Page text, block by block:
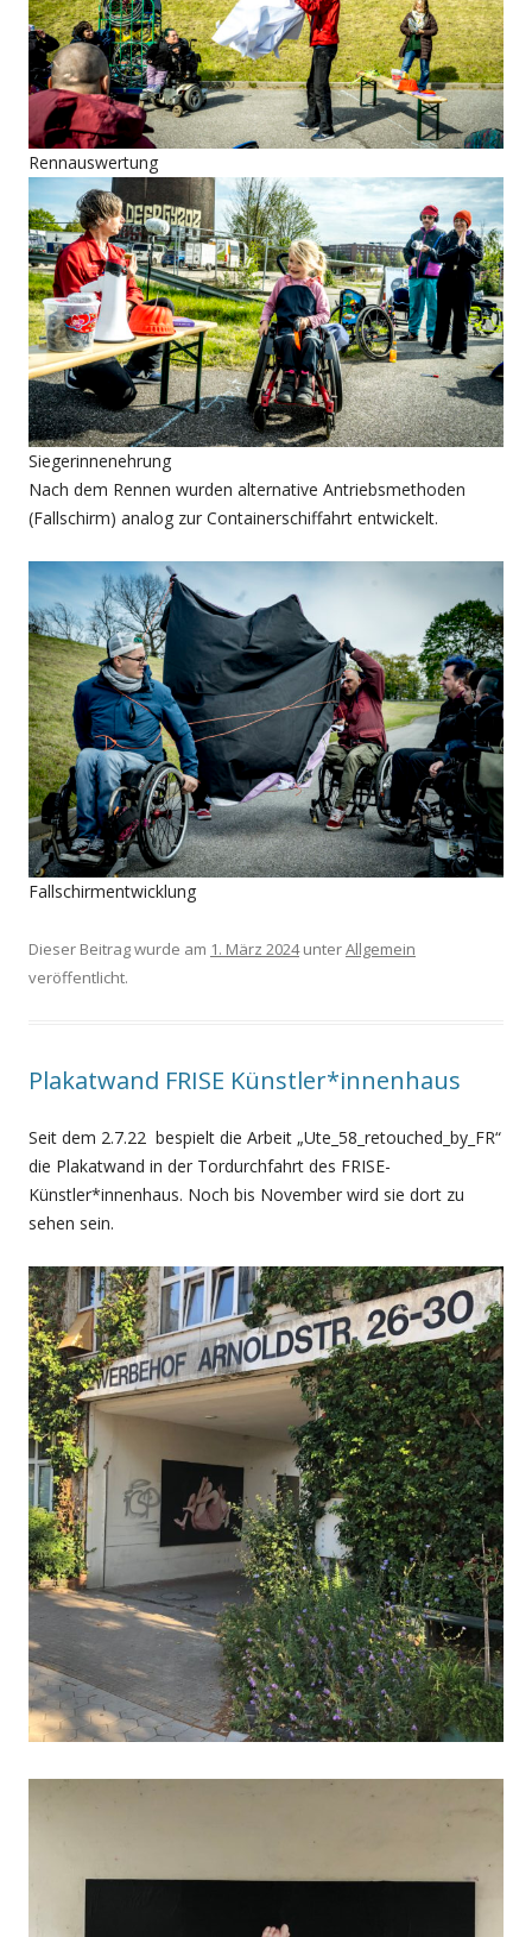
Rennauswertung
Siegerinnenehrung
Nach dem Rennen wurden alternative Antriebsmethoden
(Fallschirm) analog zur Containerschiffahrt entwickelt.
Fallschirmentwicklung
Dieser Beitrag wurde am 1. März 2024unterAllgemein
veröffentlicht.
Plakatwand FRISE Künstler*innenhaus
Seit dem 2.7.22 bespielt die Arbeit „Ute_58_retouched_by_FR“
die Plakatwand in der Tordurchfahrt des FRISE-
Künstler*innenhaus. Noch bis November wird sie dort zu
sehen sein.